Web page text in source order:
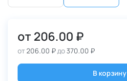
от 206.00 ₽
от206.00 ₽до370.00 ₽
В корзину